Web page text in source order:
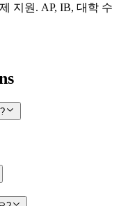
지원. AP, IB, 대학 수